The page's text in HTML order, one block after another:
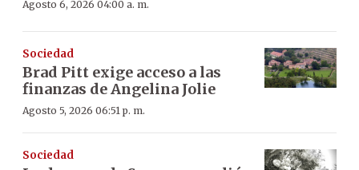
Agosto 6, 2026 04:00 a. m.
Sociedad
Brad Pitt exige acceso a las
finanzas de Angelina Jolie
Agosto 5, 2026 06:51 p. m.
Sociedad